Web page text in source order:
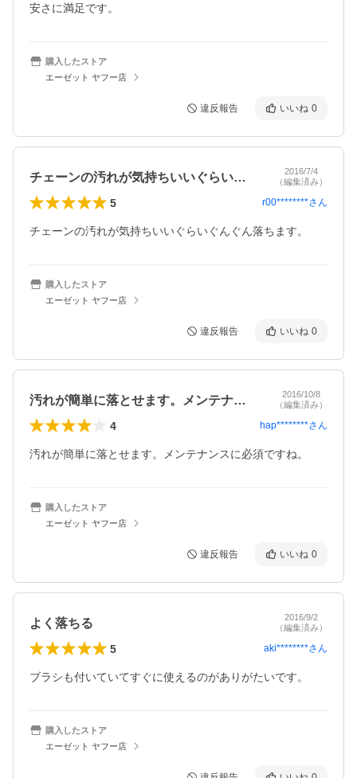
安さに満足です。
購入したストア
エーゼット ヤフー店
違反報告 いいね 0
チェーンの汚れが気持ちいいぐらいぐんぐ…
2016/7/4
（編集済み）
5 r00********さん
チェーンの汚れが気持ちいいぐらいぐんぐん落ちます。
購入したストア
エーゼット ヤフー店
違反報告 いいね 0
汚れが簡単に落とせます。メンテナンスに…
2016/10/8
（編集済み）
4 hap********さん
汚れが簡単に落とせます。メンテナンスに必須ですね。
購入したストア
エーゼット ヤフー店
違反報告 いいね 0
よく落ちる
2016/9/2
（編集済み）
5 aki********さん
ブラシも付いていてすぐに使えるのがありがたいです。
購入したストア
エーゼット ヤフー店